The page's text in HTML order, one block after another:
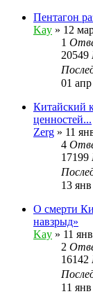
Пентагон
Kay » 12
1
20549
01
Китайский
ценностей...
Zerg » 11
4
17199
13
О смерти
навзрыд»
Kay » 11
2
16142
11